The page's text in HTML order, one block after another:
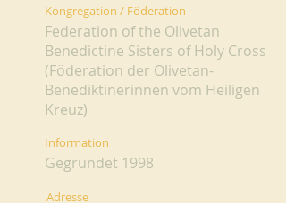
Kongregation / Föderation
Federation of the Olivetan
Benedictine Sisters of Holy Cross
(Föderation der Olivetan-
Benediktinerinnen vom Heiligen
Kreuz)
Information
Gegründet 1998
Adresse